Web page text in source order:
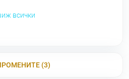
всички
(3)